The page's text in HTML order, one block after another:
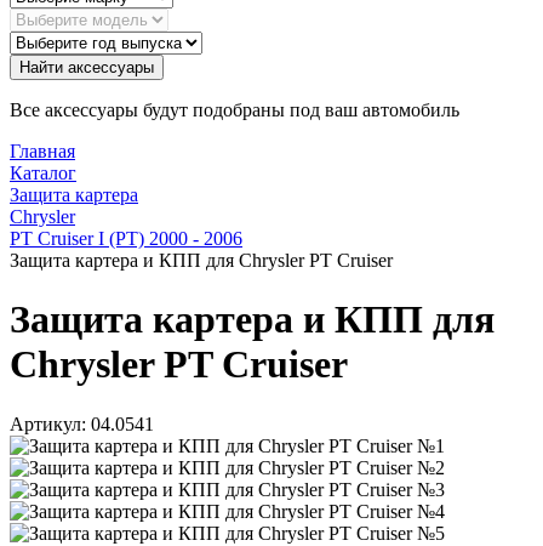
Найти аксессуары
Все аксессуары будут подобраны под ваш автомобиль
Главная
Каталог
Защита картера
Chrysler
PT Cruiser I (PT) 2000 - 2006
Защита картера и КПП для Chrysler PT Cruiser
Защита картера и КПП для
Chrysler PT Cruiser
Артикул: 04.0541